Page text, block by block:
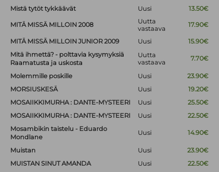
Mistä tytöt tykkäävät
Uusi 13.50€
MITÄ MISSÄ MILLOIN 2008
Uutta
vastaava
17.90€
MITÄ MISSÄ MILLOIN JUNIOR 2009 Uusi
15.90€
Mitä ihmettä? - polttavia kysymyksiä
Raamatusta ja uskosta
Uutta
vastaava
7.70€
Molemmille poskille Uusi
23.90€
MORSIUSKESÄ
Uusi
19.20€
MOSAIIKKIMURHA : DANTE-MYSTEERI
Uusi
25.50€
MOSAIIKKIMURHA : DANTE-MYSTEERI
Uusi
22.50€
Mosambikin taistelu - Eduardo
Mondlane
Uusi 14.90€
Muistan Uusi
23.90€
MUISTAN SINUT AMANDA
Uusi 22.50€